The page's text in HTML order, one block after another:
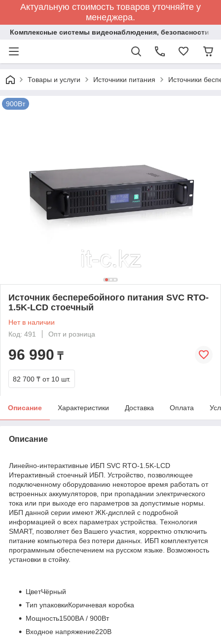
Актуальную стоимость товаров уточняйте у
менеджера.
Комплексные системы видеонаблюдения, безопасности и
Товары и услуги Источники питания Источники
900Вт
Источник бесперебойного питания SVC RTO-
1.5K-LCD стоечный
Нет в наличии
Код: 491
Опт и розница
96 990 ₸
82 700 ₸ от 10 шт.
Описание Характеристики Доставка Оплата
Описание
Линейно-интерактивные ИБП SVC RTO-1.5K-LCD
Итерактивный стоечный ИБП. Устройство, позволяющее
подключенному оборудованию некоторое время работать от
встроенных аккумуляторов, при пропадании электрического
тока или при выходе его параметров за допустимые нормы.
ИБП данной серии имеют ЖК-дисплей с подробной
информацией о всех параметрах устройства. Технология
SMART, позволяет без Вашего участия, корректно отключить
питание компьютера без потери данных. ИБП комплектуется
программным обеспечением на русском языке. Возможность
установки в стойку.
ЦветЧёрный
Тип упаковкиКоричневая коробка
Мощность1500ВА / 900Вт
Входное напряжение220В